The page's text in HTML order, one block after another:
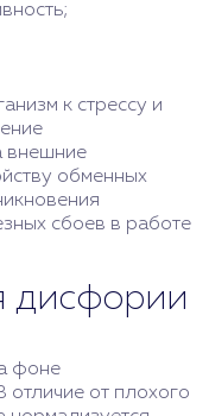
к стрессу и
внешние
обменных
сбоев в работе
дисфории
фоне
отличие от плохого